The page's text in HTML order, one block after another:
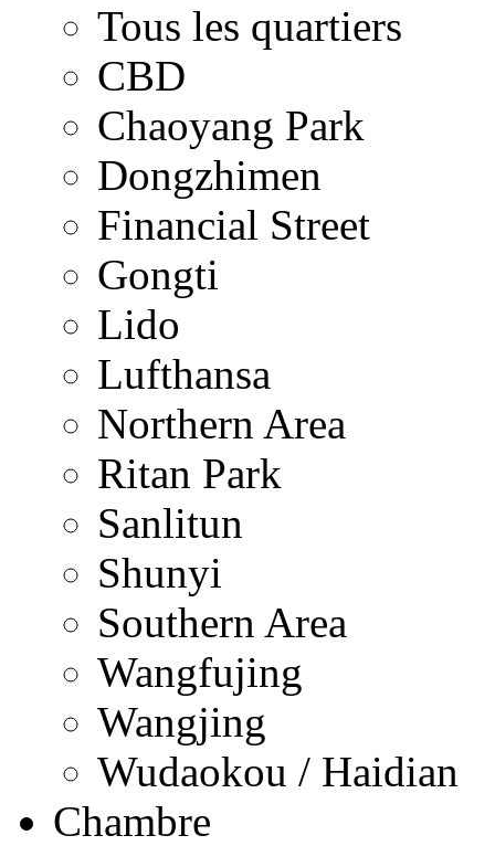
Tous les quartiers
CBD
Chaoyang Park
Dongzhimen
Financial Street
Gongti
Lido
Lufthansa
Northern Area
Ritan Park
Sanlitun
Shunyi
Southern Area
Wangfujing
Wangjing
Wudaokou / Haidian
Chambre